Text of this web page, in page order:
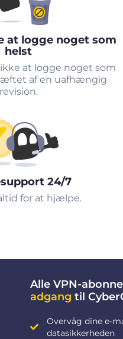
at logge noget som
helst
at logge noget som
af en uafhængig
revision.
24/7
for at hjælpe.
Alle VPN-
adgang til
Overvåg dine e-
datasikkerheden